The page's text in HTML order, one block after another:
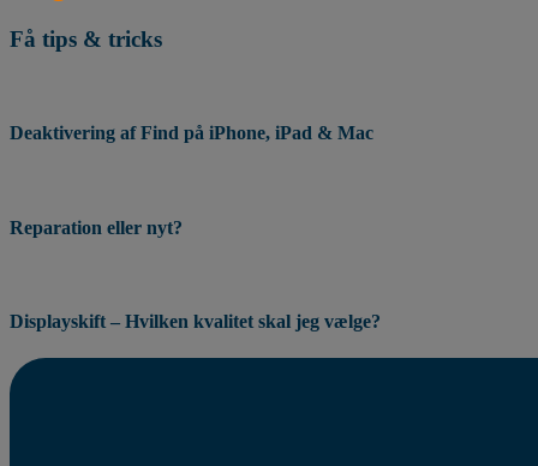
Få tips & tricks
Deaktivering af Find på iPhone, iPad & Mac
Reparation eller nyt?
Displayskift – Hvilken kvalitet skal jeg vælge?